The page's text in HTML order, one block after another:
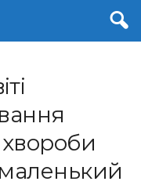
хвороби